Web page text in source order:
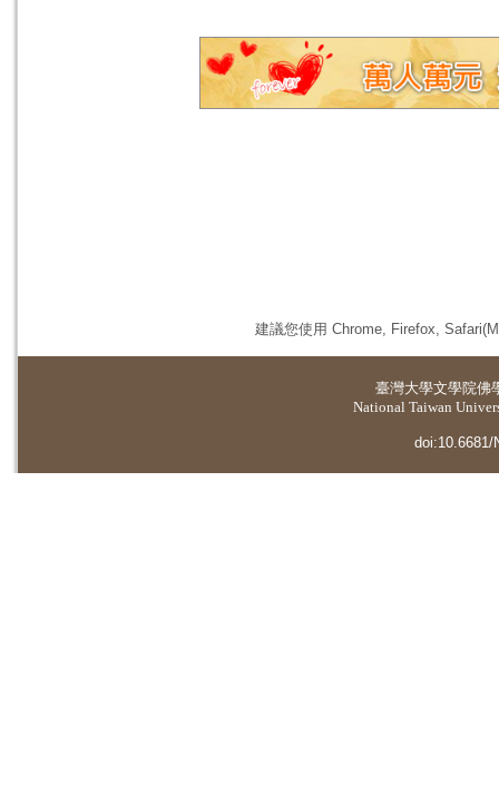
建議您使用 Chrome, Firefox,
臺灣大學文學院佛
National Taiwan
doi:10.6681/